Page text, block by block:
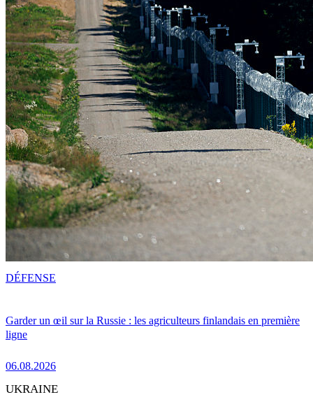
Garder un œil sur la Russie : les agriculteurs finlandais en première
ligne
06.08.2026
DÉFENSE
UKRAINE